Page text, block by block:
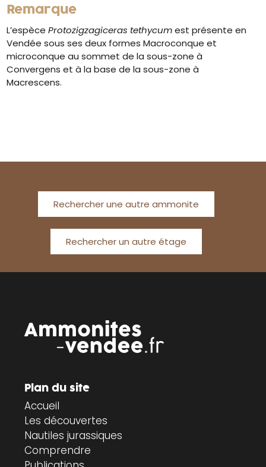
Remarque
L’espèceProtozigzagiceras tethycumest présente en
Vendée sous ses deux formes Macroconque et
microconque au sommet de la sous-zone à
Convergens et à la base de la sous-zone à
Macrescens.
Rechercher une autre ammonite
Rechercher un autre étage
Plan du site
Accueil
Les découvertes
Nautiles jurassiques
Comprendre